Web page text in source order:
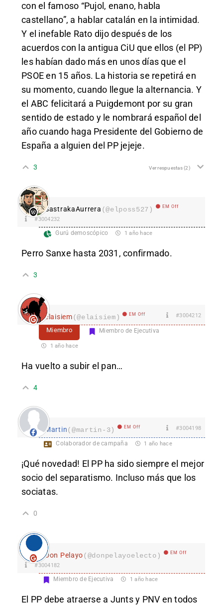
con el famoso “Pujol, enano, habla
castellano”, a hablar catalán en la intimidad.
Y el inefable Rato dijo después de los
acuerdos con la antigua CiU que ellos (el PP)
les habían dado más en unos días que el
PSOE en 15 años. La historia se repetirá en
su momento, cuando llegue la alternancia. Y
el ABC felicitará a Puigdemont por su gran
sentido de estado y le nombrará español del
año cuando haga Presidente del Gobierno de
España a alguien del PP jejeje.
3 Ver respuestas(2)
SastrakaAurrera (@elposs527) EM Off
#3004232
Gurú demoscópico 1 año hace
Perro Sanxe hasta 2031, confirmado.
3
elaisiem(@elaisiem) EM Off #3004212
Miembro Miembro de Ejecutiva
1 año hace
Ha vuelto a subir el pan…
4
Martin(@martin-3) EM Off #3004198
Colaborador de campaña 1 año hace
¡Qué novedad! El PP ha sido siempre el mejor
socio del separatismo. Incluso más que los
sociatas.
0
Don Pelayo(@donpelayoelecto) EM Off
#3004182
Miembro de Ejecutiva 1 año hace
El PP debe atraerse a Junts y PNV en todos